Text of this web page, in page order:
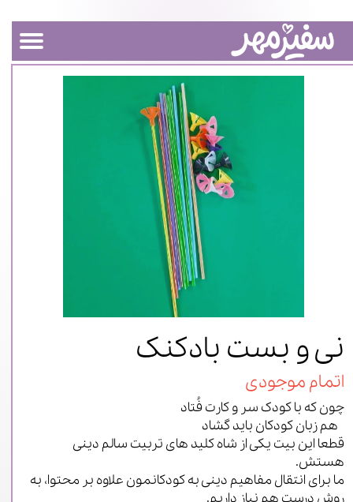
نی و بست بادکنک
اتمام موجودی
چون که با کودک سر و کارت فُتاد
هم زبان کودکان باید گشاد
قطعا این بیت یکی از شاه کلید های تربیت سالم دینی
هستش.
ما برای انتقال مفاهیم دینی به کودکانمون علاوه بر محتوا، به
روش درست هم نیاز داریم.